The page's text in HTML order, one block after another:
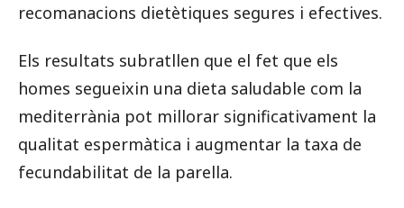
recomanacions dietètiques segures i efectives.
Els resultats subratllen que el fet que els
homes segueixin una dieta saludable com la
mediterrània pot millorar significativament la
qualitat espermàtica i augmentar la taxa de
fecundabilitat de la parella.